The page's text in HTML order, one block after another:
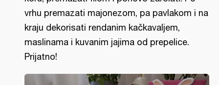
vrhu premazati majonezom, pa pavlakom i na
kraju dekorisati rendanim kačkavaljem,
maslinama i kuvanim jajima od prepelice.
Prijatno!